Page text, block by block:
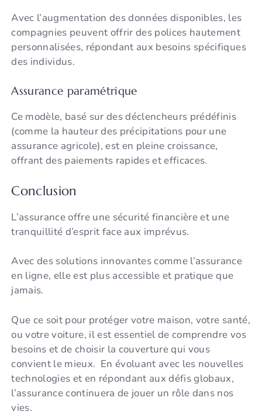
Avec l’augmentation des données disponibles, les
compagnies peuvent offrir des polices hautement
personnalisées, répondant aux besoins spécifiques
des individus.
Assurance paramétrique
Ce modèle, basé sur des déclencheurs prédéfinis
(comme la hauteur des précipitations pour une
assurance agricole), est en pleine croissance,
offrant des paiements rapides et efficaces.
Conclusion
L’assurance offre une sécurité financière et une
tranquillité d’esprit face aux imprévus.
Avec des solutions innovantes comme l’assurance
en ligne, elle est plus accessible et pratique que
jamais.
Que ce soit pour protéger votre maison, votre santé,
ou votre voiture, il est essentiel de comprendre vos
besoins et de choisir la couverture qui vous
convient le mieux. En évoluant avec les nouvelles
technologies et en répondant aux défis globaux,
l’assurance continuera de jouer un rôle dans nos
vies.